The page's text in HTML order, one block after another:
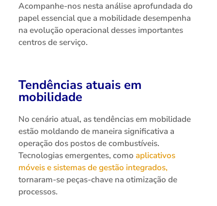
Acompanhe-nos nesta análise aprofundada do
papel essencial que a mobilidade desempenha
na evolução operacional desses importantes
centros de serviço.
Tendências atuais em
mobilidade
No cenário atual, as tendências em mobilidade
estão moldando de maneira significativa a
operação dos postos de combustíveis.
Tecnologias emergentes, como aplicativos
móveis e sistemas de gestão integrados,
tornaram-se peças-chave na otimização de
processos.